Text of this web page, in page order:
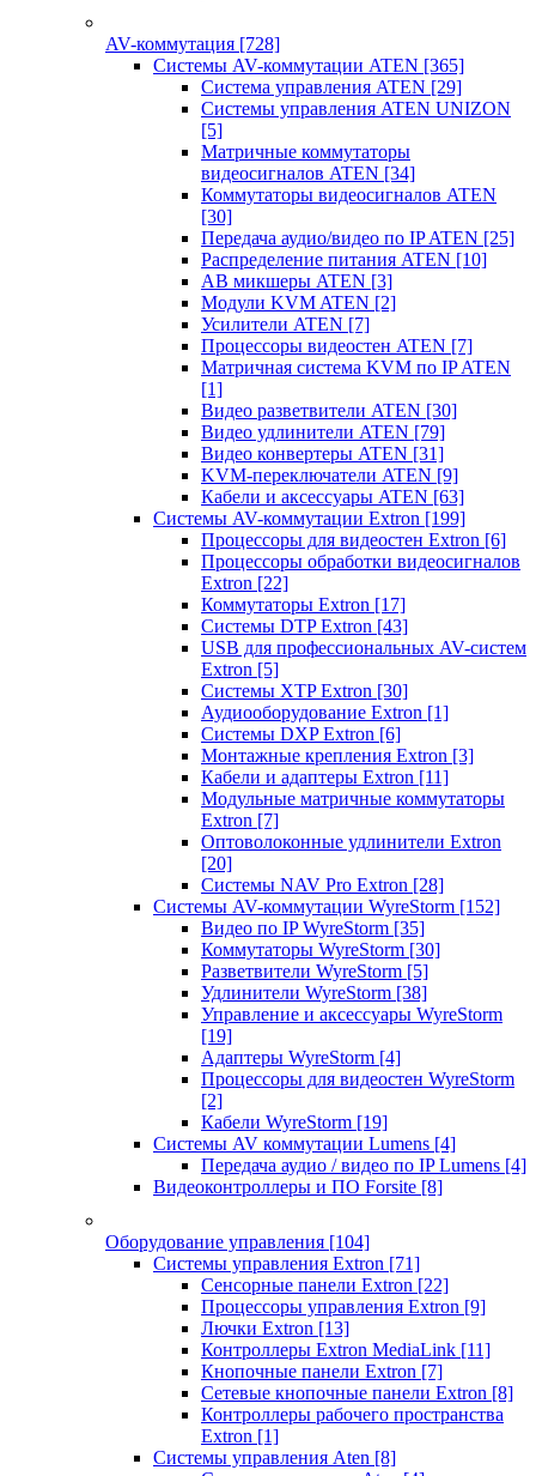
AV-коммутация [728]
Системы AV-коммутации ATEN [365]
Система управления ATEN [29]
Системы управления ATEN UNIZON
[5]
Матричные коммутаторы
видеосигналов ATEN [34]
Коммутаторы видеосигналов ATEN
[30]
Передача аудио/видео по IP ATEN [25]
Распределение питания ATEN [10]
АВ микшеры ATEN [3]
Модули KVM ATEN [2]
Усилители ATEN [7]
Процессоры видеостен ATEN [7]
Матричная система KVM по IP ATEN
[1]
Видео разветвители ATEN [30]
Видео удлинители ATEN [79]
Видео конвертеры ATEN [31]
KVM-переключатели ATEN [9]
Кабели и аксессуары ATEN [63]
Системы AV-коммутации Extron [199]
Процессоры для видеостен Extron [6]
Процессоры обработки видеосигналов
Extron [22]
Коммутаторы Extron [17]
Системы DTP Extron [43]
USB для профессиональных AV-систем
Extron [5]
Системы XTP Extron [30]
Аудиооборудование Extron [1]
Системы DXP Extron [6]
Монтажные крепления Extron [3]
Кабели и адаптеры Extron [11]
Модульные матричные коммутаторы
Extron [7]
Оптоволоконные удлинители Extron
[20]
Системы NAV Pro Extron [28]
Системы AV-коммутации WyreStorm [152]
Видео по IP WyreStorm [35]
Коммутаторы WyreStorm [30]
Разветвители WyreStorm [5]
Удлинители WyreStorm [38]
Управление и аксессуары WyreStorm
[19]
Адаптеры WyreStorm [4]
Процессоры для видеостен WyreStorm
[2]
Кабели WyreStorm [19]
Системы AV коммутации Lumens [4]
Передача аудио / видео по IP Lumens [4]
Видеоконтроллеры и ПО Forsite [8]
Оборудование управления [104]
Системы управления Extron [71]
Сенсорные панели Extron [22]
Процессоры управления Extron [9]
Лючки Extron [13]
Контроллеры Extron MediaLink [11]
Кнопочные панели Extron [7]
Сетевые кнопочные панели Extron [8]
Контроллеры рабочего пространства
Extron [1]
Системы управления Aten [8]